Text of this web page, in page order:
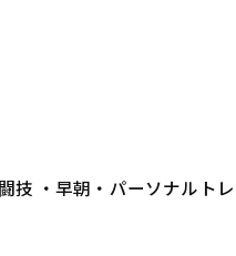
技 ・早朝・パーソナルト